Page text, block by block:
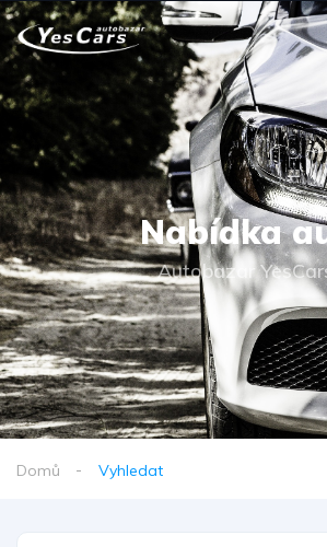
Nabídka
Autobazar
Domů Vyhledat